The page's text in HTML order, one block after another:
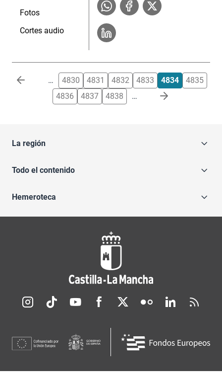
Fotos
Cortes audio
Paginación … 4830 4831 4832 4833 4834
4835
4836
4837 4838 …
La región
Todo el contenido
Hemeroteca
Redes sociales JCCM